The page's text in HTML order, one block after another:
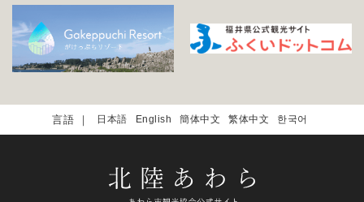
日本語 English 簡体中文 繁体中文 한국어